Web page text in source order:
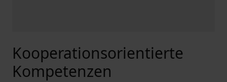
Kooperationsorientierte
Kompetenzen